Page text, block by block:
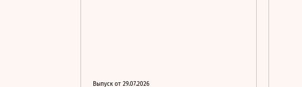
Выпуск от 29.07.2026